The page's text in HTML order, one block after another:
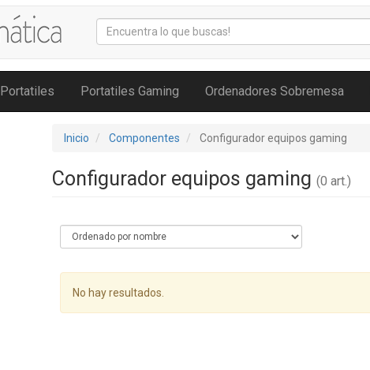
Portatiles Portatiles Gaming Ordenadores Sobremesa
Inicio Componentes Configurador equipos gaming
Configurador equipos gaming (0 art.)
No hay resultados.